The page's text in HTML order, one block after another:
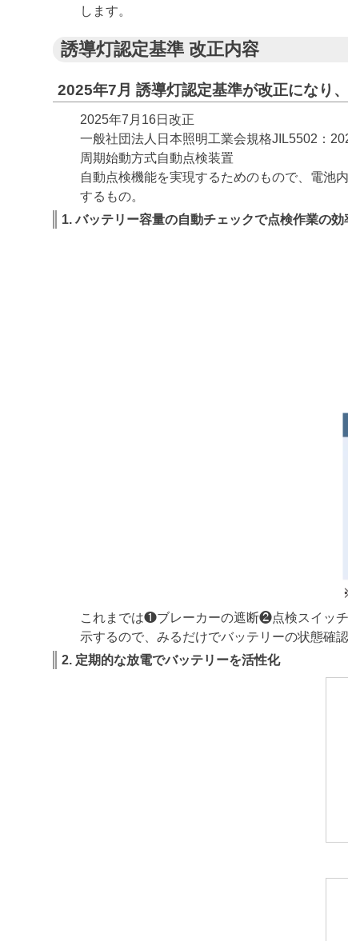
します。
誘導灯認定基準 改正内容
2025年7月 誘導灯認定基準が改正になり
2025年7月16日改正
一般社団法人日本照明工業会規格JIL5502：
周期始動方式自動点検装置
自動点検機能を実現するためのもので、電池
するもの。
1. バッテリー容量の自動チェックで点検作業の効
これまでは❶ブレーカーの遮断❷点検スイッ
示するので、みるだけでバッテリーの状態確
2. 定期的な放電でバッテリーを活性化